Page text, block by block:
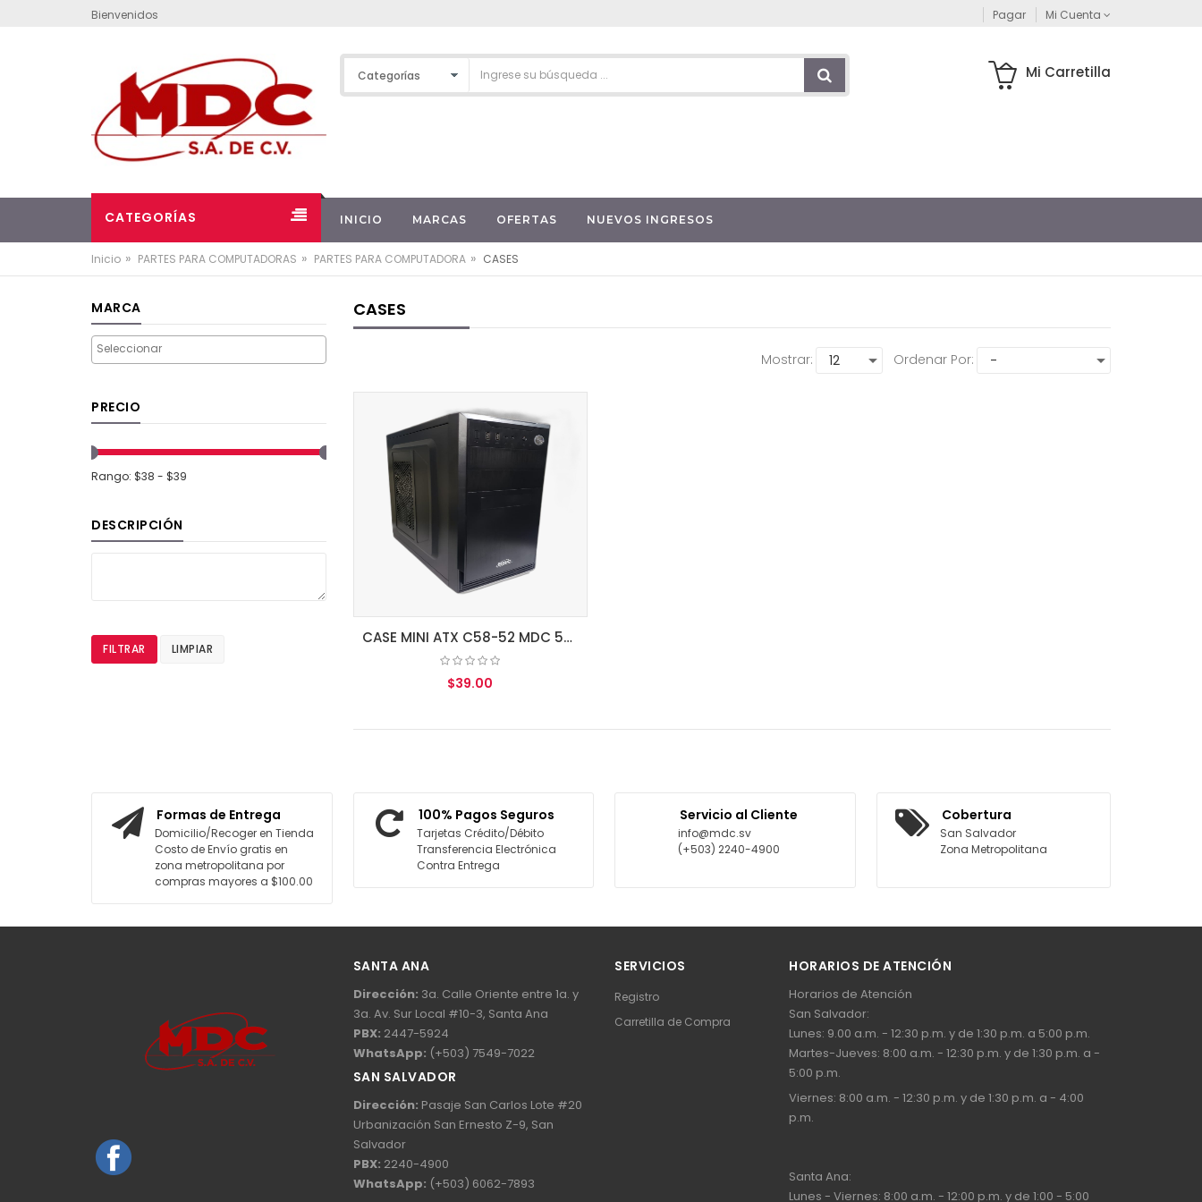
Bienvenidos Pagar Mi Cuenta
Mi Carretilla
CATEGORÍAS INICIO MARCAS OFERTAS NUEVOS INGRESOS
Inicio » PARTES PARA COMPUTADORAS » PARTES PARA COMPUTADORA » CASES
CASES
Ordenar Por:
Mostrar:
CASE MINI ATX C58-52 MDC 550W USB 3.0 GRADO "B"
$39.00
MARCA
PRECIO
Rango: $38 - $39
DESCRIPCIÓN
FILTRAR LIMPIAR
Formas de Entrega
Domicilio/Recoger en Tienda
Costo de Envío gratis en
zona metropolitana por
compras mayores a $100.00
100% Pagos Seguros
Tarjetas Crédito/Débito
Transferencia Electrónica
Contra Entrega
Servicio al Cliente
info@mdc.sv
(+503) 2240-4900
Cobertura
San Salvador
Zona Metropolitana
SANTA ANA
Dirección: 3a. Calle Oriente entre 1a. y
3a. Av. Sur Local #10-3, Santa Ana
PBX: 2447-5924
WhatsApp: (+503) 7549-7022
SAN SALVADOR
Dirección: Pasaje San Carlos Lote #20
Urbanización San Ernesto Z-9, San
Salvador
PBX: 2240-4900
WhatsApp: (+503) 6062-7893
SERVICIOS
Registro
Carretilla de Compra
HORARIOS DE ATENCIÓN
Horarios de Atención
San Salvador:
Lunes: 9.00 a.m. - 12:30 p.m. y de 1:30 p.m. a 5:00 p.m.
Martes-Jueves: 8:00 a.m. - 12:30 p.m. y de 1:30 p.m. a -
5:00 p.m.
Viernes: 8:00 a.m. - 12:30 p.m. y de 1:30 p.m. a - 4:00
p.m.
Santa Ana:
Lunes - Viernes: 8:00 a.m. - 12:00 p.m. y de 1:00 - 5:00